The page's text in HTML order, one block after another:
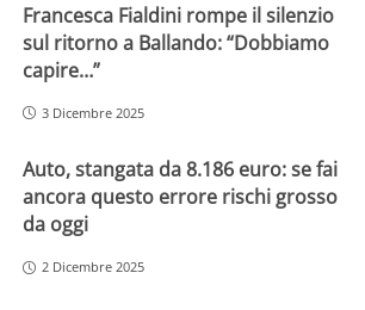
Francesca Fialdini rompe il silenzio
sul ritorno a Ballando: “Dobbiamo
capire…”
3 Dicembre 2025
Auto, stangata da 8.186 euro: se fai
ancora questo errore rischi grosso
da oggi
2 Dicembre 2025